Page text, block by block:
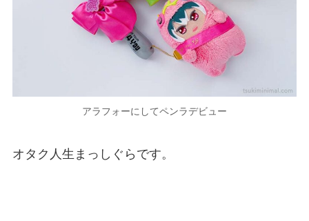
アラフォーにしてペンラデビュー
オタク人生まっしぐらです。